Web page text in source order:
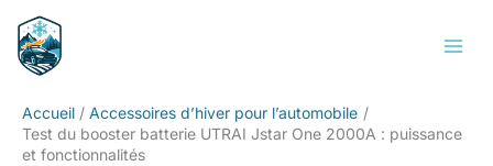
contenu
Accueil
Accessoires d’hiver pour l’automobile
Test du booster batterie UTRAI Jstar One 2000A : puissance
et fonctionnalités
Rechercher